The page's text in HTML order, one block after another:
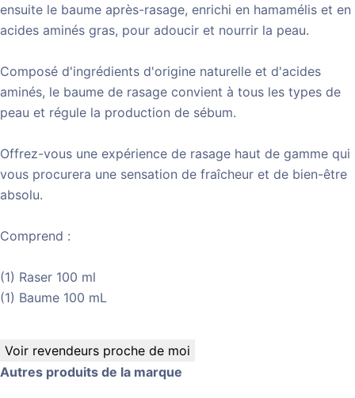
ensuite le baume après-rasage, enrichi en hamamélis et en
acides aminés gras, pour adoucir et nourrir la peau.
Composé d'ingrédients d'origine naturelle et d'acides
aminés, le baume de rasage convient à tous les types de
peau et régule la production de sébum.
Offrez-vous une expérience de rasage haut de gamme qui
vous procurera une sensation de fraîcheur et de bien-être
absolu.
Comprend :
(1) Raser 100 ml
(1) Baume 100 mL
Voir revendeurs proche de moi
Autres produits de la marque